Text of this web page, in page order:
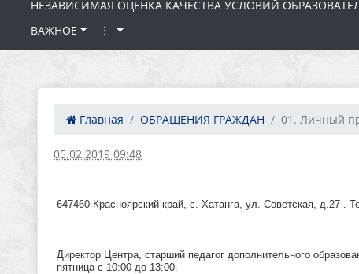
НЕЗАВИСИМАЯ ОЦЕНКА КАЧЕСТВА УСЛОВИЙ
ВАЖНОЕ
⋮
Главная ОБРАЩЕНИЯ ГРАЖДАН 01. Личный
05.02.2019 09:48
647460 Красноярский край, с. Хатанга, ул. Советская, д.27 .
Директор Центра, старший педагог дополнительного
пятница с 10:00 до 13:00.